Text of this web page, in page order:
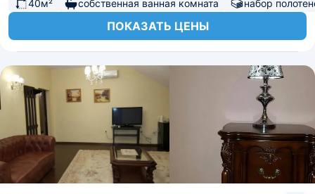
40м²
собственная ванная комната набор
ПОКАЗАТЬ ЦЕНЫ